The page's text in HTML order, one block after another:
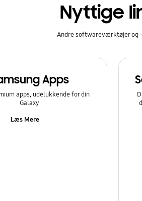
Nyttige
Andre softwareværktøjer og
Apps
apps, udelukkende for din
Galaxy
Læs Mere